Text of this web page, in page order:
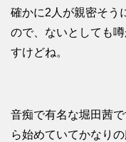
確かに2人が親密そう
ので、ないとしても
すけどね。
音痴で有名な堀田茜
ら始めていてかなりの